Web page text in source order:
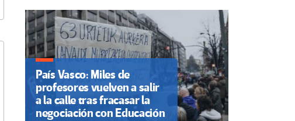
País Vasco: Miles de
profesores vuelven a salir
a la calle tras fracasar la
negociación con Educación